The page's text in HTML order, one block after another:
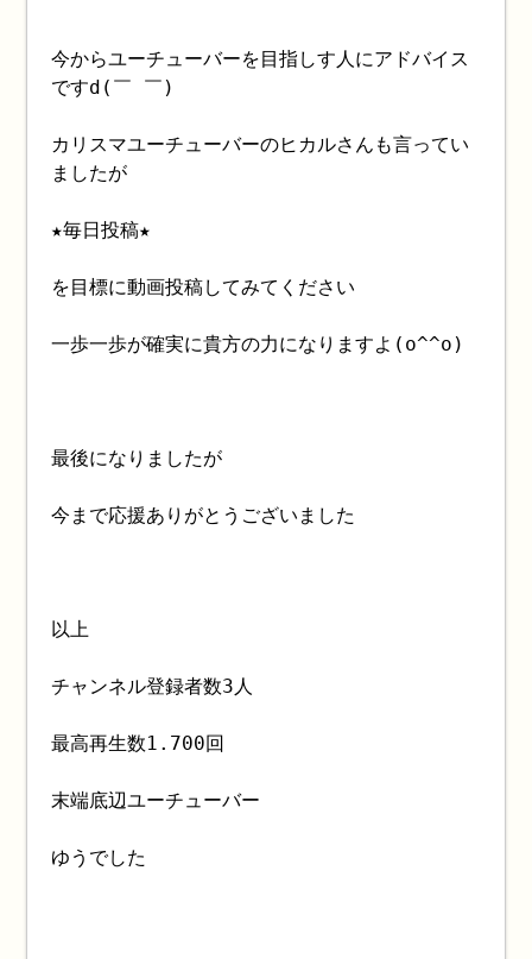
今からユーチューバーを目指しす人にアドバイス
ですd(￣ ￣)
カリスマユーチューバーのヒカルさんも言ってい
ましたが
★毎日投稿★
を目標に動画投稿してみてください
一歩一歩が確実に貴方の力になりますよ(o^^o)
最後になりましたが
今まで応援ありがとうございました
以上
チャンネル登録者数3人
最高再生数1.700回
末端底辺ユーチューバー
ゆうでした